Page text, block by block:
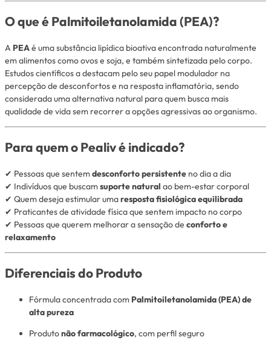
O que é Palmitoiletanolamida (PEA)?
A PEAé uma substância lipídica bioativa encontrada naturalmente
em alimentos como ovos e soja, e também sintetizada pelo corpo.
Estudos científicos a destacam pelo seu papel modulador na
percepção de desconfortos e na resposta inflamatória, sendo
considerada uma alternativa natural para quem busca mais
qualidade de vida sem recorrer a opções agressivas ao organismo.
Para quem o Pealiv é indicado?
✔ Pessoas que sentemdesconforto persistente no dia a dia
✔ Indivíduos que buscamsuporte natural ao bem-estar corporal
✔ Quem deseja estimular umaresposta fisiológica equilibrada
✔ Praticantes de atividade física que sentem impacto no corpo
✔ Pessoas que querem melhorar a sensação de conforto e
relaxamento
Diferenciais do Produto
Fórmula concentrada com Palmitoiletanolamida (PEA) de
alta pureza
Produtonão farmacológico, com perfil seguro